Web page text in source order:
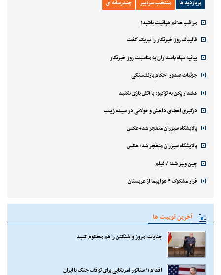
پربازدید ها منتخب سردبیر چندرسانه ای
مراقب علائم هپاتیت باشید!
قالیباف روز خبرنگار را تبریک گفت
بیانیه سپاه پاسداران به مناسبت روز خبرنگار
جزئیات صدور احکام بازنشستگی
هشدار پکن به توکیو: با آتش بازی نکنید
درگیری اعضای داعش و جولانی در سیده زینب
پالایشگاه سیزران منفجر شد+عکس
پالایشگاه سیزران منفجر شد+عکس
چین ونیز شد! / فیلم
فرار مشکوک ۴ هواپیما از عربستان
آخرین توییت ها
جنایات امروز واشنگتن را هم محکوم کنید
اقدام ۱۱ سناتور آمریکایی برای توقف جنگ با ایران